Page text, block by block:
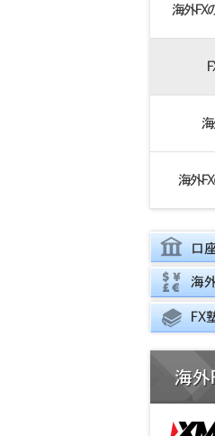
海外FX
海外
口
海
FX
海